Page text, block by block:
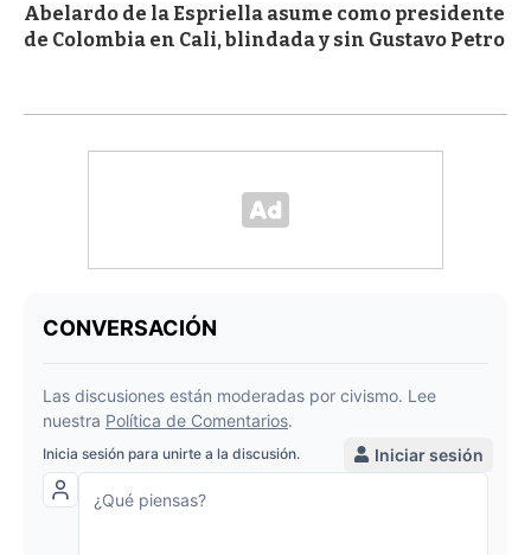
Abelardo de la Espriella asume como presidente
de Colombia en Cali, blindada y sin Gustavo Petro